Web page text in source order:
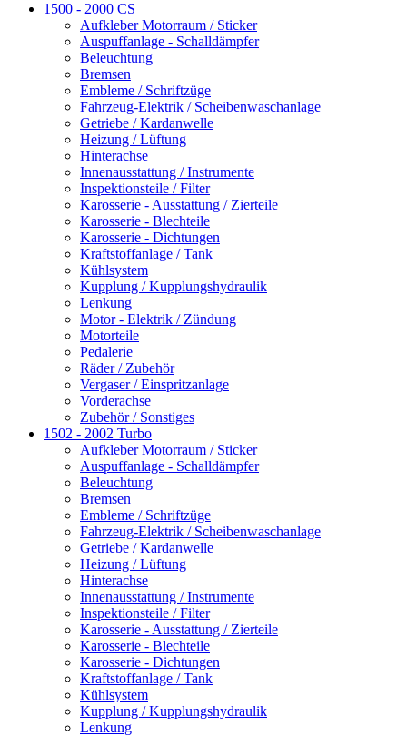
1500 - 2000 CS
Aufkleber Motorraum / Sticker
Auspuffanlage - Schalldämpfer
Beleuchtung
Bremsen
Embleme / Schriftzüge
Fahrzeug-Elektrik / Scheibenwaschanlage
Getriebe / Kardanwelle
Heizung / Lüftung
Hinterachse
Innenausstattung / Instrumente
Inspektionsteile / Filter
Karosserie - Ausstattung / Zierteile
Karosserie - Blechteile
Karosserie - Dichtungen
Kraftstoffanlage / Tank
Kühlsystem
Kupplung / Kupplungshydraulik
Lenkung
Motor - Elektrik / Zündung
Motorteile
Pedalerie
Räder / Zubehör
Vergaser / Einspritzanlage
Vorderachse
Zubehör / Sonstiges
1502 - 2002 Turbo
Aufkleber Motorraum / Sticker
Auspuffanlage - Schalldämpfer
Beleuchtung
Bremsen
Embleme / Schriftzüge
Fahrzeug-Elektrik / Scheibenwaschanlage
Getriebe / Kardanwelle
Heizung / Lüftung
Hinterachse
Innenausstattung / Instrumente
Inspektionsteile / Filter
Karosserie - Ausstattung / Zierteile
Karosserie - Blechteile
Karosserie - Dichtungen
Kraftstoffanlage / Tank
Kühlsystem
Kupplung / Kupplungshydraulik
Lenkung